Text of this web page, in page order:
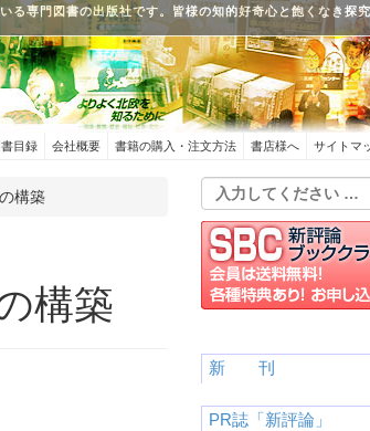
る専門図書の出版社です。皆様の知的好奇心と飽くなき探
目録 会社概要 書籍の購入・注文方法 書店様へ サイトマ
構築
構築
新 刊
PR誌「新評論」